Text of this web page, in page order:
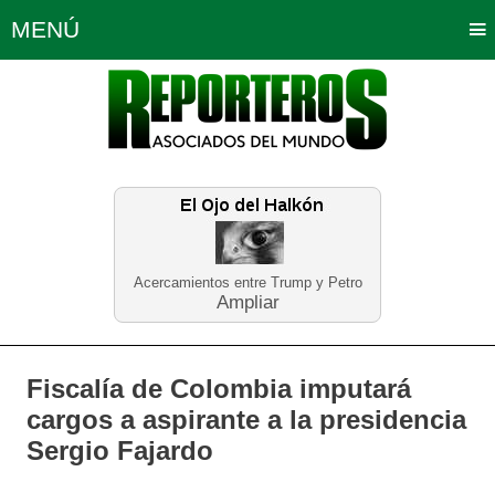
Acercamientos entre Trump y Petro
Ampliar
MENÚ
Política Opinión Bogotá
Planeta Tierra Deportes
Educación Neira
Fiscalía de Colombia imputará
cargos a aspirante a la presidencia
Sergio Fajardo